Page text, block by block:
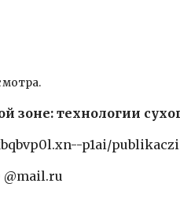
зоне: технологии
p1ai/
@mail.ru